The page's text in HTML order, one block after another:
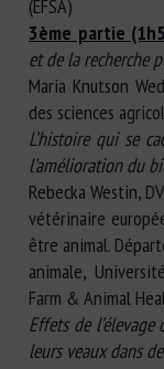
(EFSA)
3ème partie
et de la recherche
Maria Knutson
des sciences
L’histoire qui se
l’amélioration du
Rebecka Westin,
vétérinaire
être animal.
animale,
Farm & Animal
Effets de
leurs veaux dans